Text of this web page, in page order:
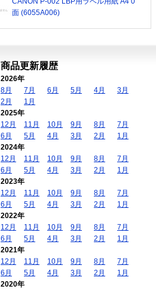
面 (6055A006)
商品更新履歴
2026年
8月
7月 6月 5月 4月
3月
2月
1月
2025年
12月
11月 10月 9月 8月
7月
6月
5月 4月 3月 2月
1月
2024年
12月
11月 10月 9月 8月
7月
6月
5月 4月 3月 2月
1月
2023年
12月
11月 10月 9月 8月
7月
6月
5月 4月 3月 2月
1月
2022年
12月
11月 10月 9月 8月
7月
6月
5月 4月 3月 2月
1月
2021年
12月
11月 10月 9月 8月
7月
6月
5月 4月 3月 2月
1月
2020年